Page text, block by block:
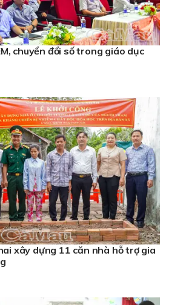
chuyển đổi số trong giáo dục
xây dựng 11 căn nhà hỗ trợ gia